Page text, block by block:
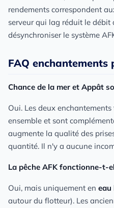
rendements correspondent
serveur qui lag réduit le débit
désynchroniser le système
FAQ enchantements
Chance de la mer et Appât
Oui. Les deux
ensemble et sont
augmente la qualité des
quantité. Il n'y a aucune
La pêche AFK fonctionne-t-
Oui, mais uniquement en eau
autour du flotteur). Les